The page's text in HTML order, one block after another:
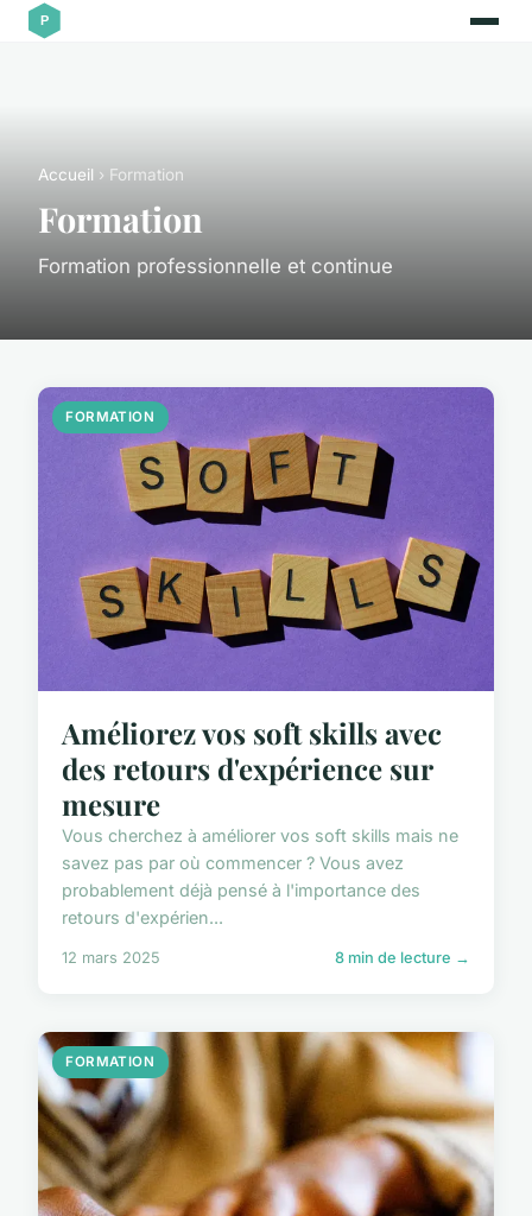
Accueil › Formation
Formation
Formation professionnelle et continue
FORMATION
Améliorez vos soft skills avec
des retours d'expérience sur
mesure
Vous cherchez à améliorer vos soft skills mais ne
savez pas par où commencer ? Vous avez
probablement déjà pensé à l'importance des
retours d'expérien...
12 mars 2025 8 min de lecture →
FORMATION